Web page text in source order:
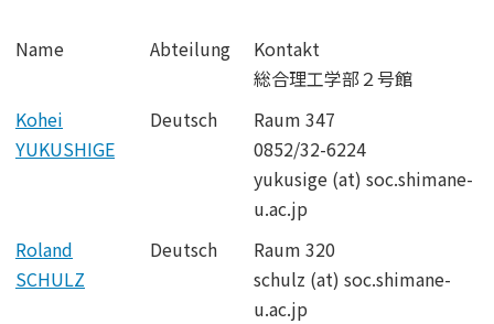
Name Abteilung
Kontakt
総合理工学部２号館
Kohei
YUKUSHIGE
Deutsch
Raum 347
0852/32-6224
yukusige (at) soc.shimane-
u.ac.jp
Roland
SCHULZ
Deutsch
Raum 320
schulz (at) soc.shimane-
u.ac.jp